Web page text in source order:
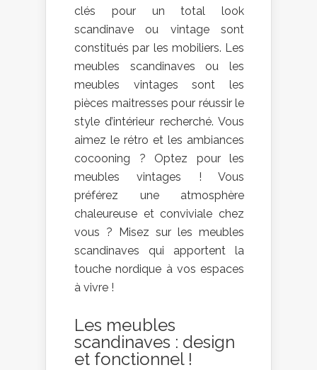
clés pour un total look
scandinave ou vintage sont
constitués par les mobiliers. Les
meubles scandinaves ou les
meubles vintages sont les
pièces maitresses pour réussir le
style d’intérieur recherché. Vous
aimez le rétro et les ambiances
cocooning ? Optez pour les
meubles vintages ! Vous
préférez une atmosphère
chaleureuse et conviviale chez
vous ? Misez sur les meubles
scandinaves qui apportent la
touche nordique à vos espaces
à vivre !
Les meubles
scandinaves : design
et fonctionnel !